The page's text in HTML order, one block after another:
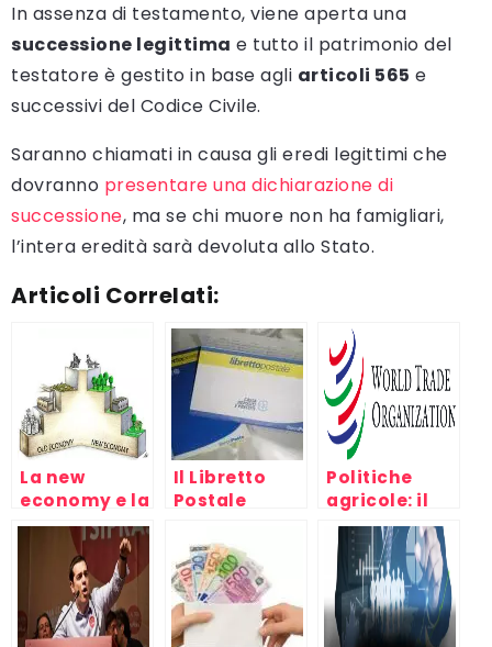
In assenza di testamento, viene aperta una
successione legittima e tutto il patrimonio del
testatore è gestito in base agli articoli 565 e
successivi del Codice Civile.
Saranno chiamati in causa gli eredi legittimi che
dovranno presentare una dichiarazione di
successione, ma se chi muore non ha famigliari,
l’intera eredità sarà devoluta allo Stato.
Articoli Correlati:
La new
economy e la
crisi del
capitale,
mondo del
lavoro e
capitalismo
Il Libretto
Postale
come
funziona?
Politiche
agricole: il
divario fra
Nord e Sud
del mondo al
WTO di
Cancùn